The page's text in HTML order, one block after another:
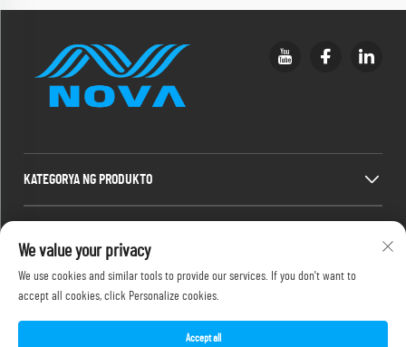
KATEGORYA NG PRODUKTO
IMPORMASYON SA PAKIKIPAG-UGNAYAN
Office add : 2F, 486-2 Jinyuanxi 2nd Road, Jimei, Xiamen
We value your privacy
We use cookies and similar tools to provide our services. If you don't want to
accept all cookies, click Personalize cookies.
Accept all